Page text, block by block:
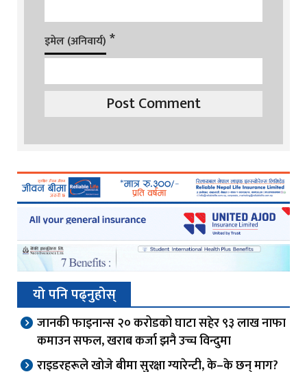
इमेल (अनिवार्य) *
यो पनि पढ्नुहोस्
जानकी फाइनान्स २० करोडको घाटा सहेर ९३ लाख नाफा
कमाउन सफल, खराब कर्जा झनै उच्च विन्दुमा
राइडरहरूले खोजे बीमा सुरक्षा ग्यारेन्टी, के–के छन् माग?